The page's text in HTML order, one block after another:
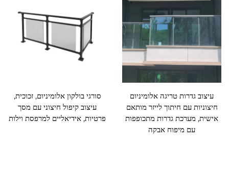
עיצוב גדרות טריגה אלומיניום
חיצוניות עם חיתוך לייזר מותאם
אישית, מערכת גדרות מתכופפות
עם מיפוח אבקה
סורגי בולקון אלומיניום, זכוכית,
עיצוב קיפול חיצוני עם מסך
פרטיות, אידיאליים למרפסת וילות